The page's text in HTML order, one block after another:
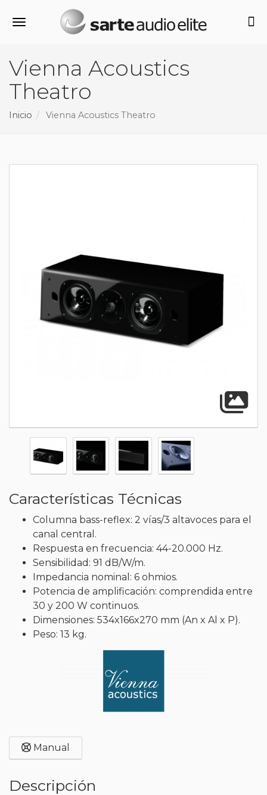
Alternar navegación
Vienna Acoustics
Theatro
Inicio Vienna Acoustics Theatro
Características Técnicas
Columna bass-reflex: 2 vías/3 altavoces para el
canal central.
Respuesta en frecuencia: 44-20.000 Hz.
Sensibilidad: 91 dB/W/m.
Impedancia nominal: 6 ohmios.
Potencia de amplificación: comprendida entre
30 y 200 W continuos.
Dimensiones: 534x166x270 mm (An x Al x P).
Peso: 13 kg.
Manual
Descripción